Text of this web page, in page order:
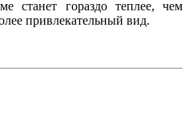
станет гораздо теплее, чем
привлекательный вид.